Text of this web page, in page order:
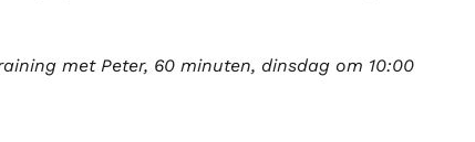
met Peter, 60 minuten, dinsdag om 10:00